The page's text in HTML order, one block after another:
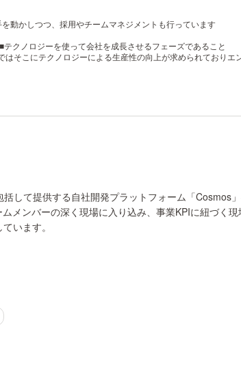
動かしつつ、採用やチームマネジメントも行っています
■テクノロジーを使って会社を成長させるフェーズであること
そこにテクノロジーによる生産性の向上が求められており
して提供する自社開発プラットフォーム「Cosmos
ンバーの深く現場に入り込み、事業KPIに紐づく
います。